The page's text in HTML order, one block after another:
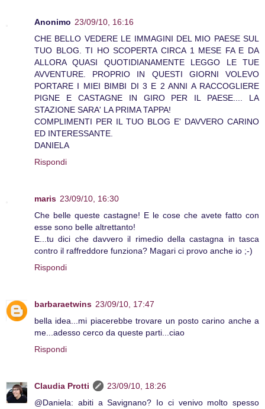
Anonimo 23/09/10, 16:16
CHE BELLO VEDERE LE IMMAGINI DEL MIO PAESE SUL
TUO BLOG. TI HO SCOPERTA CIRCA 1 MESE FA E DA
ALLORA QUASI QUOTIDIANAMENTE LEGGO LE TUE
AVVENTURE. PROPRIO IN QUESTI GIORNI VOLEVO
PORTARE I MIEI BIMBI DI 3 E 2 ANNI A RACCOGLIERE
PIGNE E CASTAGNE IN GIRO PER IL PAESE.... LA
STAZIONE SARA' LA PRIMA TAPPA!
COMPLIMENTI PER IL TUO BLOG E' DAVVERO CARINO
ED INTERESSANTE.
DANIELA
Rispondi
maris 23/09/10, 16:30
Che belle queste castagne! E le cose che avete fatto con
esse sono belle altrettanto!
E...tu dici che davvero il rimedio della castagna in tasca
contro il raffreddore funziona? Magari ci provo anche io ;-)
Rispondi
barbaraetwins 23/09/10, 17:47
bella idea...mi piacerebbe trovare un posto carino anche a
me...adesso cerco da queste parti...ciao
Rispondi
Claudia Protti
23/09/10, 18:26
@Daniela: abiti a Savignano? Io ci venivo molto spesso